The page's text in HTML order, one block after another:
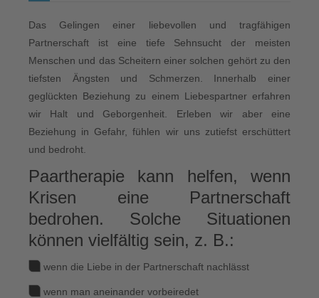
Das Gelingen einer liebevollen und tragfähigen
Partnerschaft ist eine tiefe Sehnsucht der meisten
Menschen und das Scheitern einer solchen gehört zu den
tiefsten Ängsten und Schmerzen. Innerhalb einer
geglückten Beziehung zu einem Liebespartner erfahren
wir Halt und Geborgenheit. Erleben wir aber eine
Beziehung in Gefahr, fühlen wir uns zutiefst erschüttert
und bedroht.
Paartherapie kann helfen, wenn
Krisen eine Partnerschaft
bedrohen. Solche Situationen
können vielfältig sein, z. B.:
wenn die Liebe in der Partnerschaft nachlässt
wenn man aneinander vorbeiredet